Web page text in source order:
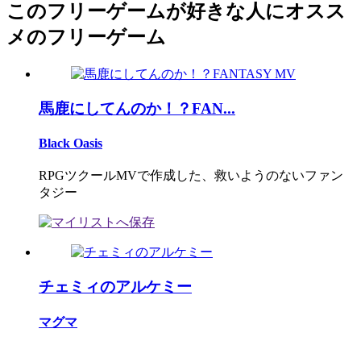
このフリーゲームが好きな人にオスス
メのフリーゲーム
馬鹿にしてんのか！？FAN...
Black Oasis
RPGツクールMVで作成した、救いようのないファン
タジー
チェミィのアルケミー
マグマ